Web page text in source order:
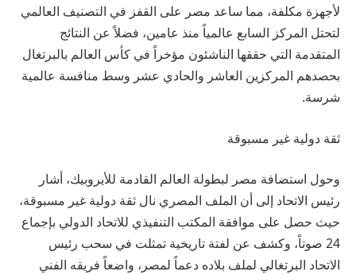
لأجهزة مكلفة، مما ساعد مصر على القفز في التصنيف العالمي
لتحتل المركز السابع عالمياً منذ عامين، فضلاً عن النتائج
المتقدمة التي حققها الناشئون مؤخراً في كأس العالم بالبرتغال
بحصدهم المركزين العاشر والحادي عشر وسط منافسة عالمية
شرسة.
ثقة دولية غير مسبوقة
وحول استضافة مصر لبطولة العالم القادمة للأيروبيك، أشار
رئيس الاتحاد إلى أن الملف المصري نال ثقة دولية غير مسبوقة،
حيث حصل على موافقة المكتب التنفيذي للاتحاد الدولي بإجماع
24 صوتاً، وكشف عن لفتة تاريخية تمثلت في سحب رئيس
الاتحاد البرتغالي لملف بلاده دعماً لمصر، واضعاً فريقه الفني